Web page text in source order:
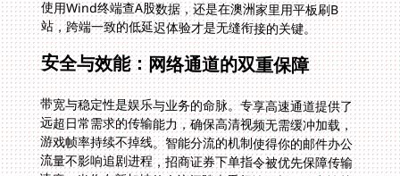
站，跨端一致的低延迟体验才是无缝衔接的关键。
安全与效能：网络通道的双重保障
带宽与稳定性是娱乐与业务的命脉。专享高速通道提供了
远超日常需求的传输能力，确保高清视频无需缓冲加载，
游戏帧率持续不掉线。智能分流的机制使得你的邮件办公
流量不影响追剧进程，招商证券下单指令被优先保障传输
速度。当你在新加坡的会议间隙查看行情更新，稳定性关